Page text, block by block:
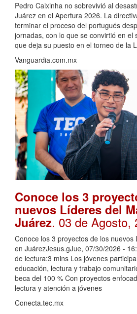
Pedro Caixinha no sobrevivió al
Juárez en el Apertura 2026. La
terminar el proceso del portugués
jornadas, con lo que se convirtió en el
que deja su puesto en el torneo de la
Vanguardia.com.mx
Conoce los 3
nuevos Líderes del
Juárez. 03 de Agosto,
Conoce los 3 proyectos de los nuevos
en JuárezJesus.gJue, 07/30/2026 -
de lectura:3 mins Los jóvenes
educación, lectura y trabajo
beca del 100 % Con proyectos
lectura y atención a jóvenes
Conecta.tec.mx